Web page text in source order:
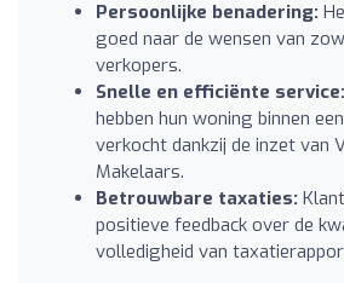
Persoonlijke benadering:
goed naar de wensen van
verkopers.
Snelle en efficiënte service:
hebben hun woning binnen
verkocht dankzij de inzet van
Makelaars.
Betrouwbare taxaties:
positieve feedback over de
volledigheid van